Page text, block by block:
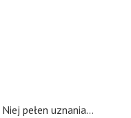
pełen uznania…